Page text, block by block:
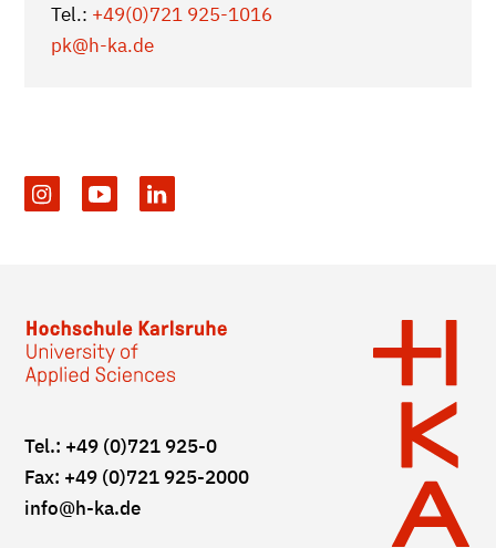
Tel.: +49(0)721 925-1016
pk@h-ka.de
Tel.: +49 (0)721 925-0
Fax: +49 (0)721 925-2000
info@h-ka.de